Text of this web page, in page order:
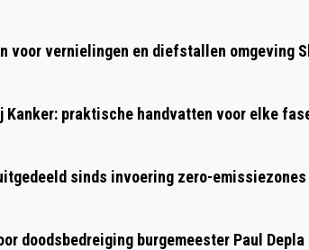
voor vernielingen en diefstallen omgeving
Kanker: praktische handvatten voor elke
sinds invoering zero-emissiezones
doodsbedreiging burgemeester Paul Depla